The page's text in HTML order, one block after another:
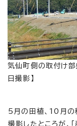
気仙町側の取付け
日撮影】
5月の田植、10月の
撮影したところが、